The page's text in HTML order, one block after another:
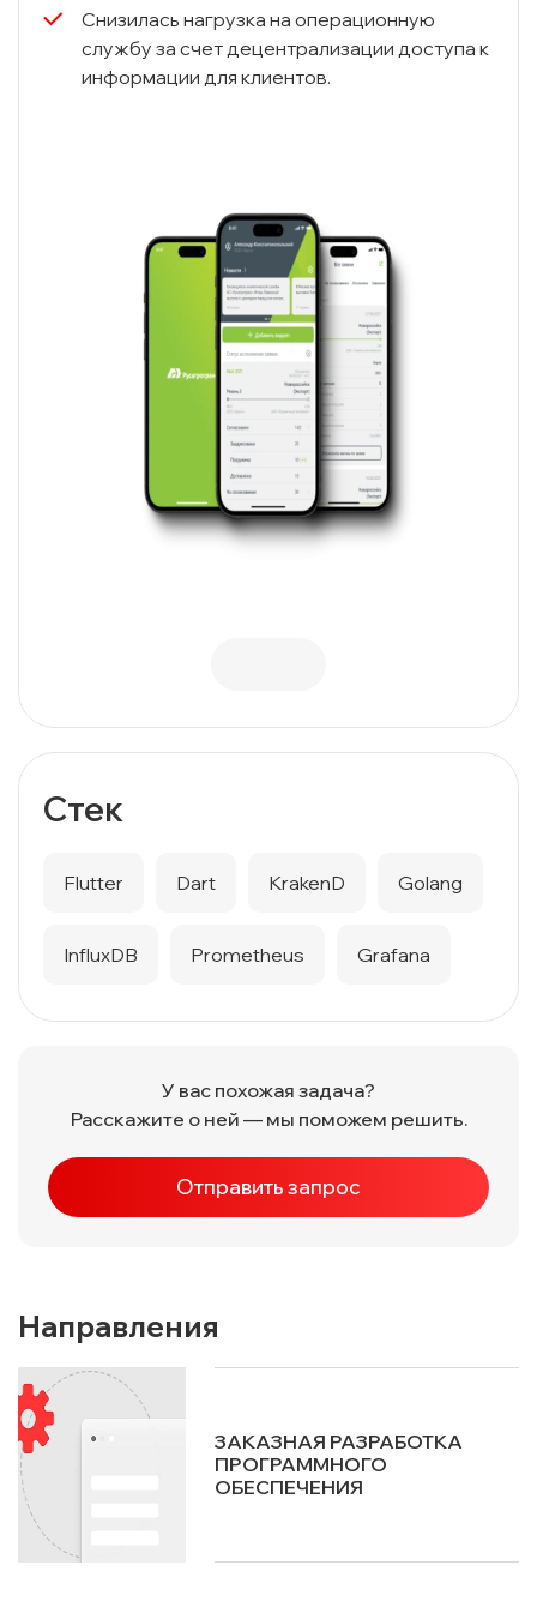
Снизилась нагрузка на операционную
службу за счет децентрализации доступа к
информации для клиентов.
Стек
Flutter Dart KrakenD Golang
InfluxDB Prometheus Grafana
У вас похожая задача?
Расскажите о ней — мы поможем решить.
Отправить запрос
Направления
ЗАКАЗНАЯ РАЗРАБОТКА
ПРОГРАММНОГО
ОБЕСПЕЧЕНИЯ